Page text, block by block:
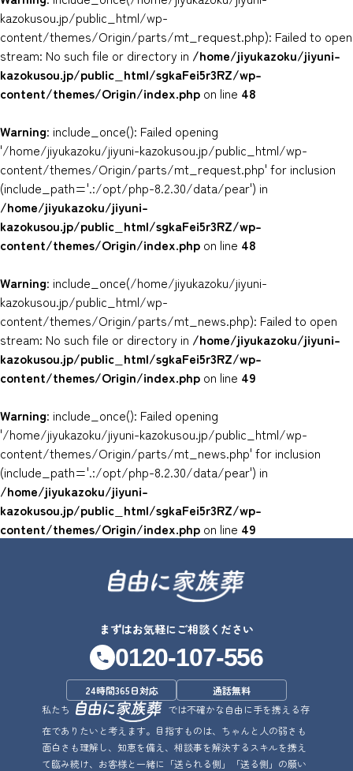
kazokusou.jp/public_html/wp-
content/themes/Origin/parts/mt_request.php): Failed to open
stream: No such file or directory in /home/jiyukazoku/jiyuni-
kazokusou.jp/public_html/sgkaFei5r3RZ/wp-
content/themes/Origin/index.php on line 48
Warning: include_once(): Failed opening
'/home/jiyukazoku/jiyuni-kazokusou.jp/public_html/wp-
content/themes/Origin/parts/mt_request.php' for inclusion
(include_path='.:/opt/php-8.2.30/data/pear') in
/home/jiyukazoku/jiyuni-
kazokusou.jp/public_html/sgkaFei5r3RZ/wp-
content/themes/Origin/index.php on line 48
Warning: include_once(/home/jiyukazoku/jiyuni-
kazokusou.jp/public_html/wp-
content/themes/Origin/parts/mt_news.php): Failed to open
stream: No such file or directory in /home/jiyukazoku/jiyuni-
kazokusou.jp/public_html/sgkaFei5r3RZ/wp-
content/themes/Origin/index.php on line 49
Warning: include_once(): Failed opening
'/home/jiyukazoku/jiyuni-kazokusou.jp/public_html/wp-
content/themes/Origin/parts/mt_news.php' for inclusion
(include_path='.:/opt/php-8.2.30/data/pear') in
/home/jiyukazoku/jiyuni-
kazokusou.jp/public_html/sgkaFei5r3RZ/wp-
content/themes/Origin/index.php on line 49
まずはお気軽にご相談ください
0120-107-556
24時間365日対応
通話無料
私たち
では不確かな自由に手を携える存
在でありたいと考えます。目指すものは、ちゃんと人の弱さも
面白さも理解し、知恵を備え、相談事を解決するスキルを携え
て臨み続け、お客様と一緒に「送られる側」「送る側」の願い